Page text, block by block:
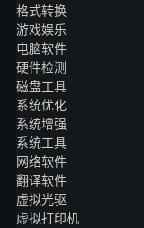
格式转换
游戏娱乐
电脑软件
硬件检测
磁盘工具
系统优化
系统增强
系统工具
网络软件
翻译软件
虚拟光驱
虚拟打印机